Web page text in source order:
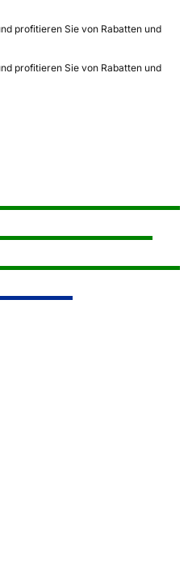
profitieren Sie von Rabatten und
profitieren Sie von Rabatten und